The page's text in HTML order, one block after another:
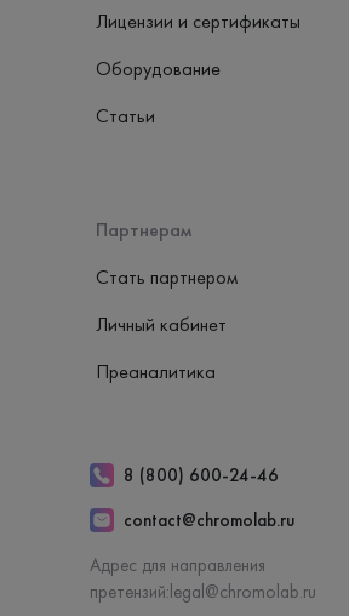
Партнерам
Стать партнером
Личный кабинет
Преаналитика
Лицензии и сертификаты
Оборудование
Статьи
8 (800) 600-24-46
contact@chromolab.ru
Адрес для направления
претензий:legal@chromolab.ru